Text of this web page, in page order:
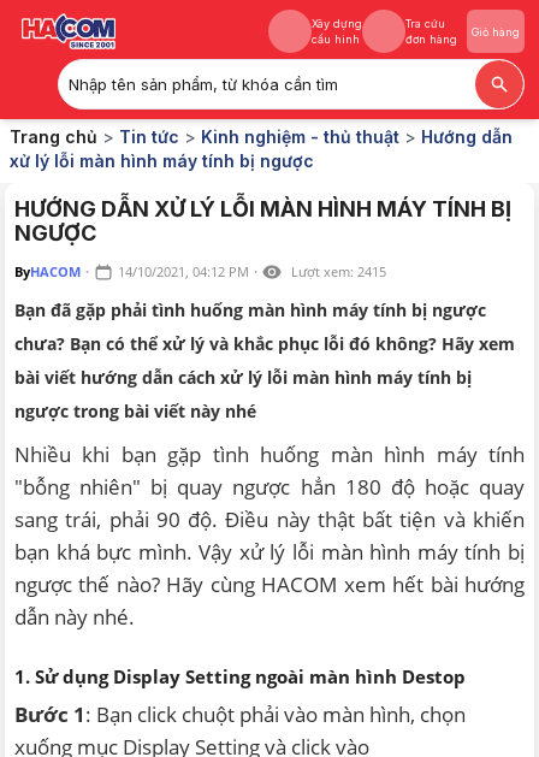
Xây dựng
cấu hình
Tra cứu
đơn hàng
Giỏ hàng
Nhập tên sản phẩm, từ khóa cần tìm
Xây dựng
cấu hình
Tra cứu
đơn hàng
Giỏ hàng
Trang chủ > Tin tức > Kinh nghiệm - thủ thuật > Hướng dẫn
xử lý lỗi màn hình máy tính bị ngược
HƯỚNG DẪN XỬ LÝ LỖI MÀN HÌNH MÁY TÍNH BỊ
NGƯỢC
ByHACOM · 14/10/2021, 04:12 PM · Lượt xem: 2415
Bạn đã gặp phải tình huống màn hình máy tính bị ngược
chưa? Bạn có thể xử lý và khắc phục lỗi đó không? Hãy xem
bài viết hướng dẫn cách xử lý lỗi màn hình máy tính bị
ngược trong bài viết này nhé
Nhiều khi bạn gặp tình huống màn hình máy tính
"bỗng nhiên" bị quay ngược hẳn 180 độ hoặc quay
sang trái, phải 90 độ. Điều này thật bất tiện và khiến
bạn khá bực mình. Vậy xử lý lỗi màn hình máy tính bị
ngược thế nào? Hãy cùng HACOM xem hết bài hướng
dẫn này nhé.
1. Sử dụng Display Setting ngoài màn hình Destop
Bước 1: Bạn click chuột phải vào màn hình, chọn
xuống mục Display Setting và click vào